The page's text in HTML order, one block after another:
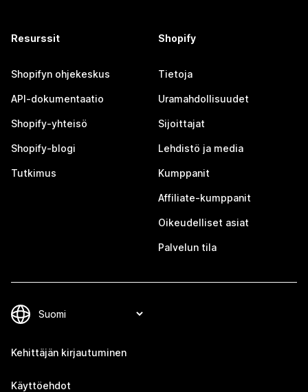
Resurssit
Shopifyn ohjekeskus
API-dokumentaatio
Shopify-yhteisö
Shopify-blogi
Tutkimus
Shopify
Tietoja
Uramahdollisuudet
Sijoittajat
Lehdistö ja media
Kumppanit
Affiliate-kumppanit
Oikeudelliset asiat
Palvelun tila
Kehittäjän kirjautuminen
Käyttöehdot